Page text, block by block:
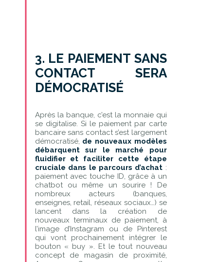
3. LE PAIEMENT SANS
CONTACT SERA
DÉMOCRATISÉ
Après la banque, c’est la monnaie qui
se digitalise. Si le paiement par carte
bancaire sans contact s’est largement
démocratisé, de nouveaux modèles
débarquent sur le marché pour
fluidifier et faciliter cette étape
cruciale dans le parcours d’achat :
paiement avec touche ID, grâce à un
chatbot ou même un sourire ! De
nombreux acteurs (banques,
enseignes, retail, réseaux sociaux…) se
lancent dans la création de
nouveaux terminaux de paiement, à
l’image d’Instagram ou de Pinterest
qui vont prochainement intégrer le
bouton « buy ». Et le tout nouveau
concept de magasin de proximité,